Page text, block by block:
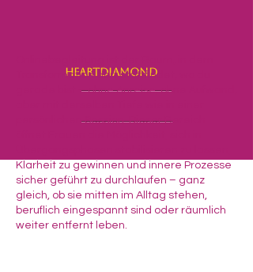
Heartdiamond
Transformation dort stattfindet, wo du
gerade bist – ohne Anreise, ohne Aufwand,
persönlichen Session. Dieser Bereich
Klarheit zu gewinnen und innere Prozesse
sicher geführt zu durchlaufen – ganz
gleich, ob sie mitten im Alltag stehen,
beruflich eingespannt sind oder räumlich
weiter entfernt leben.